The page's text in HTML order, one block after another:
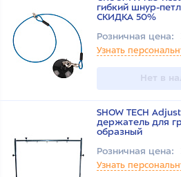
гибкий шнур-
СКИДКА 50%
Розничная цена:
Узнать
Нет в
SHOW TECH
держатель для
образный
Розничная цена:
Узнать